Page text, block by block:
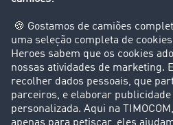
Clientes recomendam clientes
Casos de sucesso
Suporte